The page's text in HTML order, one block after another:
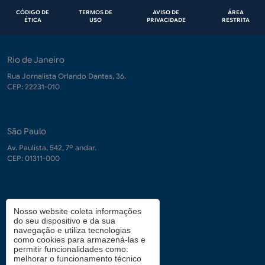
Rodapé
CÓDIGO DE
ÉTICA
TERMOS DE
USO
AVISO DE
PRIVACIDADE
ÁREA
RESTRITA
Rio de Janeiro
Rua Jornalista Orlando Dantas, 36.
CEP: 22231-010
São Paulo
Av. Paulista, 542, 7º andar.
CEP: 01311-000
Contrate-nos
demanda.conhecimento@fgv.br
+ 55 (21) 3799-6066
Nosso website coleta informações
do seu dispositivo e da sua
navegação e utiliza tecnologias
como cookies para armazená-las e
permitir funcionalidades como:
melhorar o funcionamento técnico